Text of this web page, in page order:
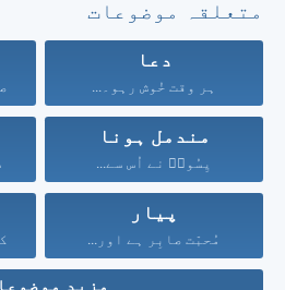
متعلقہ موضوعات
دعا
ہر وقت خُوش رہو۔...
مندمل ہونا
یِسُوعؔ نے اُس سے...
پیار
مُحبّت صابِر ہے اور...